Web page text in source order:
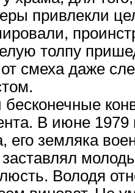
привлекли
толпу
смеха даже
В июне
его земляка
Володя